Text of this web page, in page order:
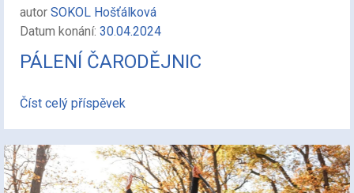
autor SOKOL Hošťálková
Datum konání: 30.04.2024
PÁLENÍ ČARODĚJNIC
Číst celý příspěvek